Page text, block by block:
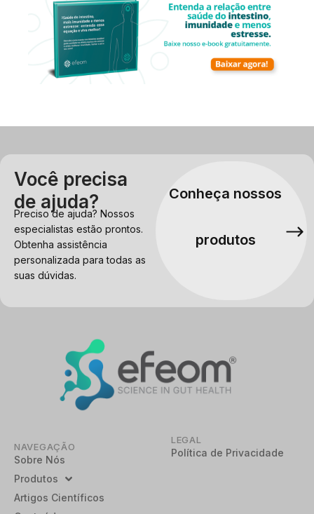
Você precisa
de ajuda?
Preciso de ajuda? Nossos
especialistas estão prontos.
Obtenha assistência
personalizada para todas as
suas dúvidas.
Conheça nossos
produtos
NAVEGAÇÃO
Sobre Nós
Produtos
Artigos Científicos
LEGAL
Política de Privacidade